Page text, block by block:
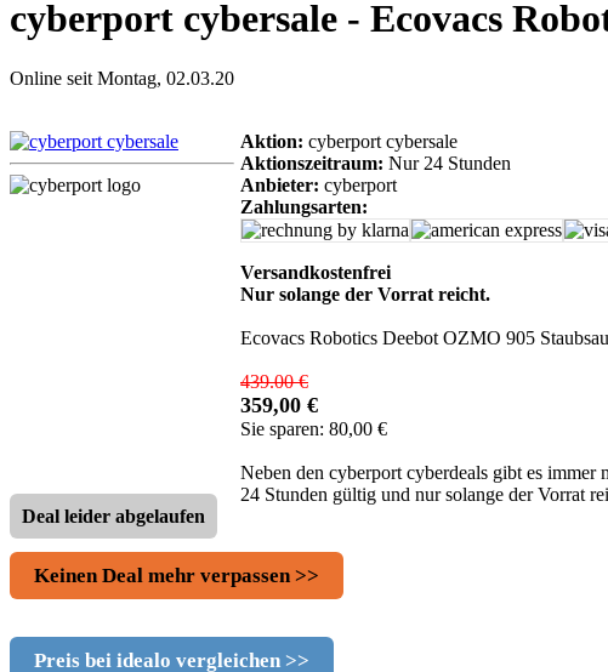
cyberport cybersale - Ecovacs
Online seit Montag, 02.03.20
Aktion: cyberport cybersale
Aktionszeitraum: Nur 24 Stunden
Anbieter: cyberport
Zahlungsarten:
Versandkostenfrei
Nur solange der Vorrat reicht.
Ecovacs Robotics Deebot OZMO 905
439.00 €
359,00 €
Sie sparen: 80,00 €
Neben den cyberport cyberdeals gibt es immer
24 Stunden gültig und nur solange der Vorrat
Deal leider abgelaufen
Keinen Deal mehr verpassen >>
Preis bei idealo vergleichen >>